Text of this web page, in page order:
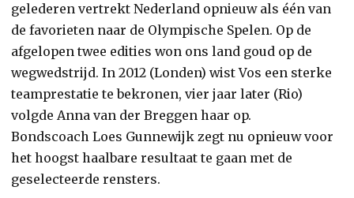
gelederen vertrekt Nederland opnieuw als één van
de favorieten naar de Olympische Spelen. Op de
afgelopen twee edities won ons land goud op de
wegwedstrijd. In 2012 (Londen) wist Vos een sterke
teamprestatie te bekronen, vier jaar later (Rio)
volgde Anna van der Breggen haar op.
Bondscoach Loes Gunnewijk zegt nu opnieuw voor
het hoogst haalbare resultaat te gaan met de
geselecteerde rensters.